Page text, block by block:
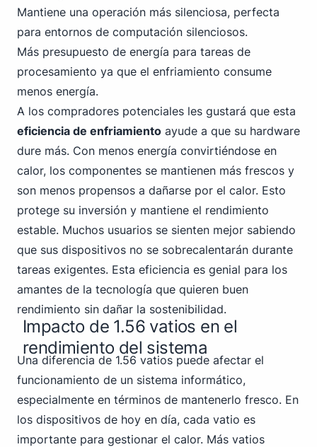
Mantiene una operación más silenciosa, perfecta
para entornos de computación silenciosos.
Más presupuesto de energía para tareas de
procesamiento ya que el enfriamiento consume
menos energía.
A los compradores potenciales les gustará que esta
eficiencia de enfriamiento ayude a que su hardware
dure más. Con menos energía convirtiéndose en
calor, los componentes se mantienen más frescos y
son menos propensos a dañarse por el calor. Esto
protege su inversión y mantiene el rendimiento
estable. Muchos usuarios se sienten mejor sabiendo
que sus dispositivos no se sobrecalentarán durante
tareas exigentes. Esta eficiencia es genial para los
amantes de la tecnología que quieren buen
rendimiento sin dañar la sostenibilidad.
Impacto de 1.56 vatios en el
rendimiento del sistema
Una diferencia de 1.56 vatios puede afectar el
funcionamiento de un sistema informático,
especialmente en términos de mantenerlo fresco. En
los dispositivos de hoy en día, cada vatio es
importante para gestionar el calor. Más vatios